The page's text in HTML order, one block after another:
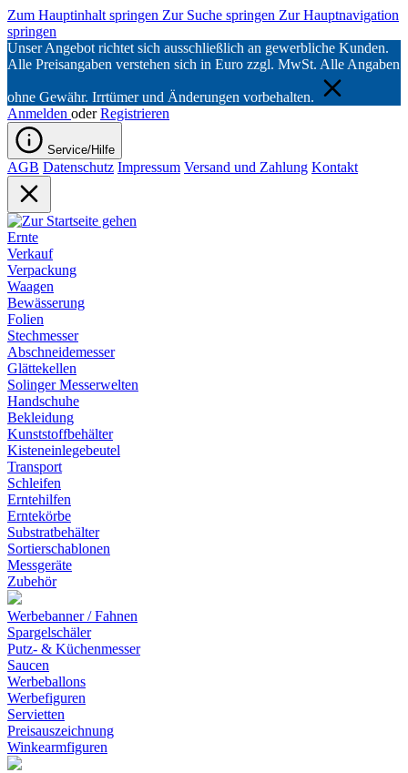
Zum Hauptinhalt springen Zur Suche springen Zur Hauptnavigation
springen
Unser Angebot richtet sich ausschließlich an gewerbliche Kunden.
Alle Preisangaben verstehen sich in Euro zzgl. MwSt. Alle Angaben
ohne Gewähr. Irrtümer und Änderungen vorbehalten.
Anmelden oder Registrieren
Service/Hilfe
AGB Datenschutz Impressum Versand und Zahlung Kontakt
Ernte
Verkauf
Verpackung
Waagen
Bewässerung
Folien
Stechmesser
Abschneidemesser
Glättekellen
Solinger Messerwelten
Handschuhe
Bekleidung
Kunststoffbehälter
Kisteneinlegebeutel
Transport
Schleifen
Erntehilfen
Erntekörbe
Substratbehälter
Sortierschablonen
Messgeräte
Zubehör
Werbebanner / Fahnen
Spargelschäler
Putz- & Küchenmesser
Saucen
Werbeballons
Werbefiguren
Servietten
Preisauszeichnung
Winkearmfiguren